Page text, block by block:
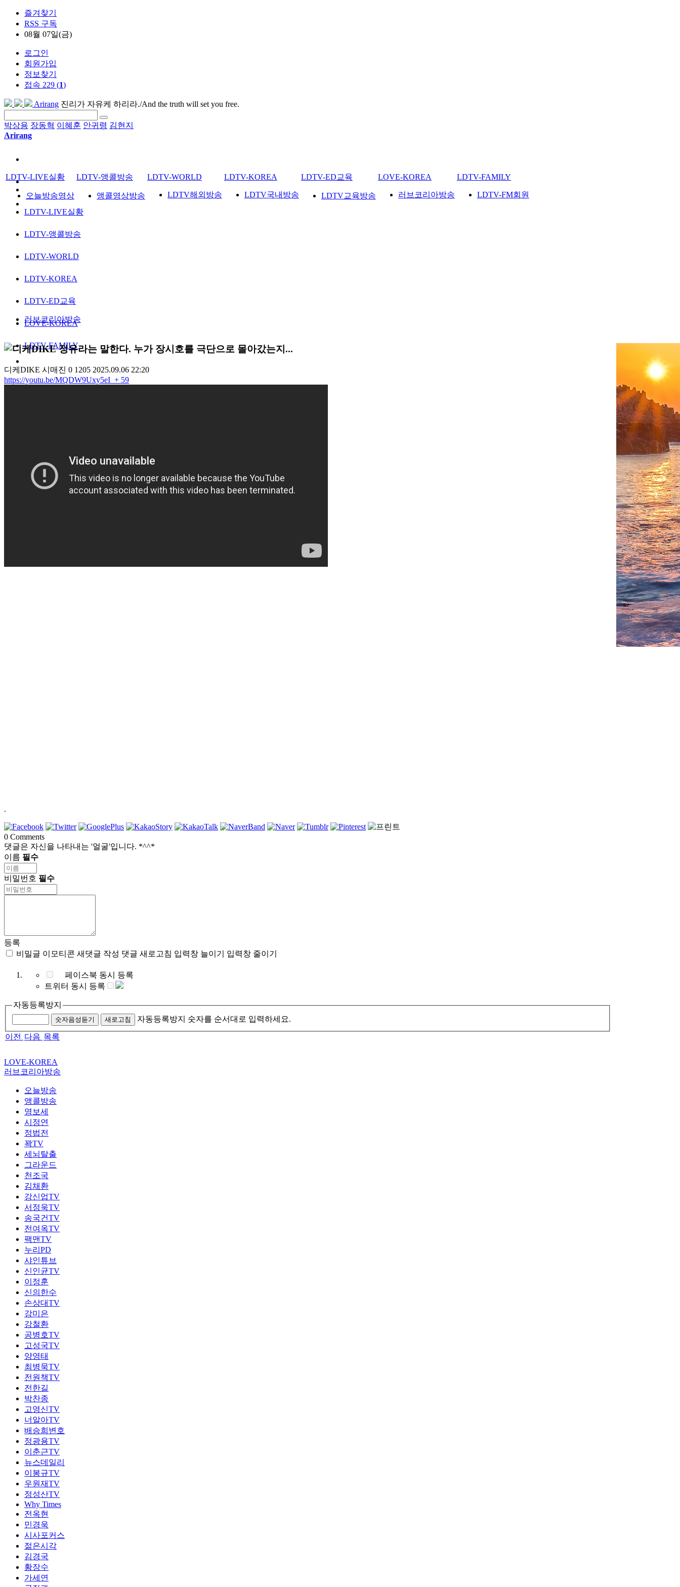
즐겨찾기
RSS 구독
08월 07일(금)
로그인
회원가입
정보찾기
접속 229 (1)
Arirang 진리가 자유케 하리라./And the truth will set you free.
박상용 장동혁 이혜훈 안귀령 김현지
Arirang
LDTV-LIVE실황
LDTV-앵콜방송
LDTV-WORLD
LDTV-KOREA
LDTV-ED교육
LOVE-KOREA
LDTV-FAMILY
LDTV-LIVE실황
오늘방송영상
LDTV-앵콜방송
앵콜영상방송
LDTV-WORLD
LDTV해외방송
LDTV-KOREA
LDTV국내방송
LDTV-ED교육
LDTV교육방송
LOVE-KOREA
러브코리아방송
LDTV-FAMILY
LDTV-FM회원
러브코리아방송
정유라는 말한다. 누가 장시호를 극단으로 몰아갔는지...
디케DIKE 시매진 0 1205 2025.09.06 22:20
https://youtu.be/MQDW9Uxy5eI + 59
.
0 Comments
댓글은 자신을 나타내는 '얼굴'입니다. *^^*
이름 필수
비밀번호 필수
등록
비밀글 이모티콘 새댓글 작성 댓글 새로고침 입력창 늘이기 입력창 줄이기
페이스북 동시 등록
트위터 동시 등록
자동등록방지
숫자음성듣기 새로고침 자동등록방지 숫자를 순서대로 입력하세요.
이전 다음 목록
LOVE-KOREA
러브코리아방송
오늘방송
앵콜방송
영보세
시정연
정법전
꽉TV
세뇌탈출
그라운드
천조국
김채환
강신업TV
서정욱TV
송국건TV
전여옥TV
팩맨TV
누리PD
샤인튜브
신인균TV
이정훈
신의한수
손상대TV
강미은
강철환
공병호TV
고성국TV
양영태
최병묵TV
전원책TV
전한길
박찬종
고영신TV
너알아TV
배승희변호
정광용TV
이춘근TV
뉴스데일리
이봉규TV
우원재TV
정성산TV
Why Times
전옥현
민경욱
시사포커스
젊은시각
김경국
황장수
가세연